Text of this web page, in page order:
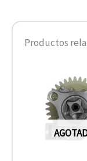
Productos